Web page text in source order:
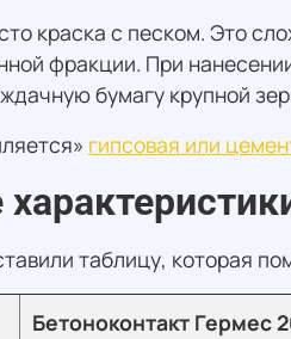
краска с песком. Это
фракции. При
бумагу крупной
гипсовая или
таблицу, которая
Бетоноконтакт Гермес